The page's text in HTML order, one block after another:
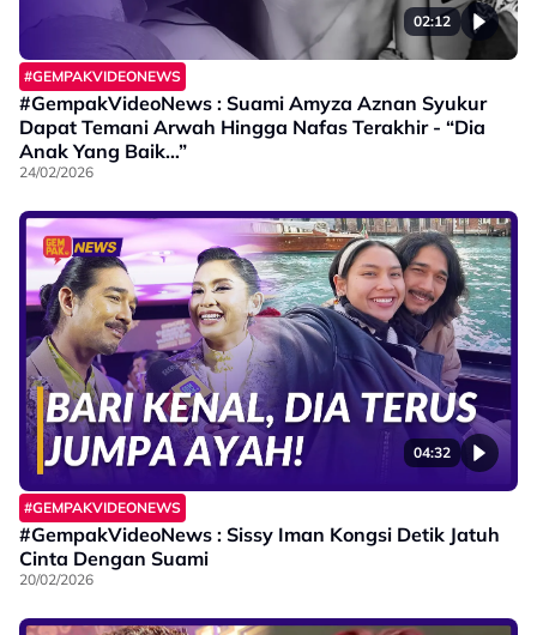
02:12
#GEMPAKVIDEONEWS
#GempakVideoNews : Suami Amyza Aznan Syukur
Dapat Temani Arwah Hingga Nafas Terakhir - “Dia
Anak Yang Baik…”
24/02/2026
04:32
#GEMPAKVIDEONEWS
#GempakVideoNews : Sissy Iman Kongsi Detik Jatuh
Cinta Dengan Suami
20/02/2026